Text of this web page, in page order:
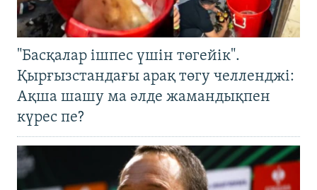
"Басқалар ішпес үшін төгейік".
Қырғызстандағы арақ төгу челленджі:
Ақша шашу ма әлде жамандықпен
күрес пе?